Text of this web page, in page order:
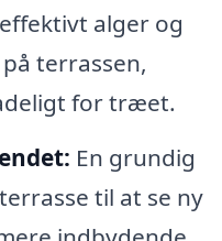
alger og
terrassen,
for træet.
En grundig
til at se ny